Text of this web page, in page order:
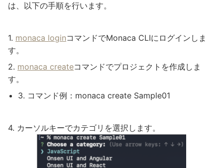
は、以下の手順を行います。
monaca loginコマンドでMonaca CLIにログインしま
す。
monaca createコマンドでプロジェクトを作成しま
す。
コマンド例：monaca create Sample01
カーソルキーでカテゴリを選択します。